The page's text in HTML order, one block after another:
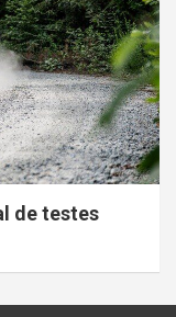
de testes